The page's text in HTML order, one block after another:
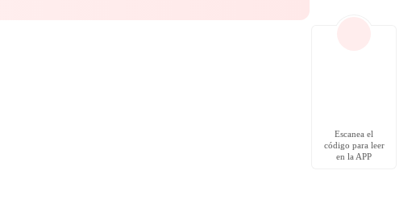
Escanea el
código para leer
en la APP